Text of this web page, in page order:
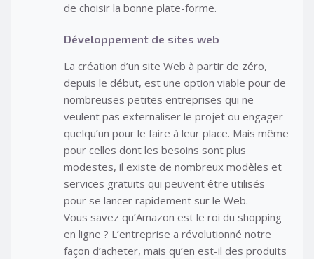
de choisir la bonne plate-forme.
Développement de sites web
La création d’un site Web à partir de zéro,
depuis le début, est une option viable pour de
nombreuses petites entreprises qui ne
veulent pas externaliser le projet ou engager
quelqu’un pour le faire à leur place. Mais même
pour celles dont les besoins sont plus
modestes, il existe de nombreux modèles et
services gratuits qui peuvent être utilisés
pour se lancer rapidement sur le Web.
Vous savez qu’Amazon est le roi du shopping
en ligne ? L’entreprise a révolutionné notre
façon d’acheter, mais qu’en est-il des produits